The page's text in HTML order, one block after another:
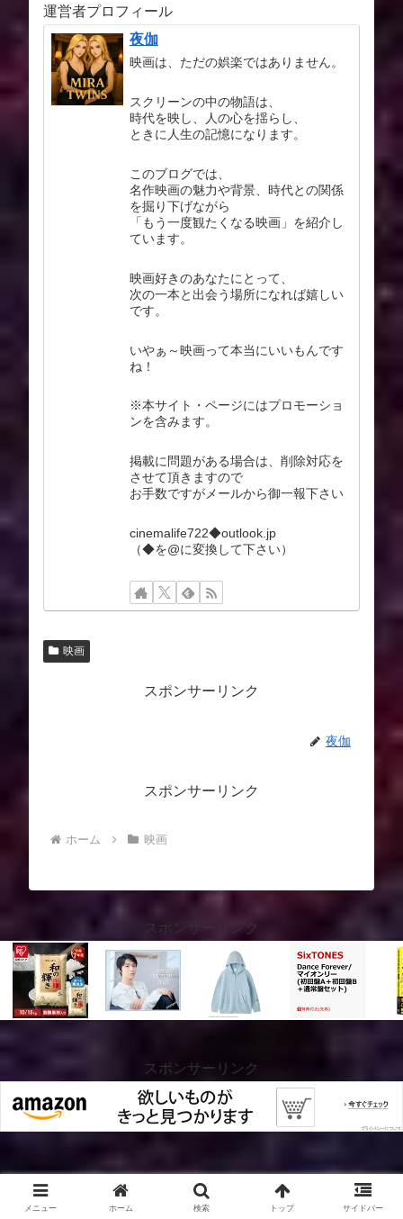
運営者プロフィール
夜伽
映画は、ただの娯楽ではありません。
スクリーンの中の物語は、
時代を映し、人の心を揺らし、
ときに人生の記憶になります。
このブログでは、
名作映画の魅力や背景、時代との関係
を掘り下げながら
「もう一度観たくなる映画」を紹介し
ています。
映画好きのあなたにとって、
次の一本と出会う場所になれば嬉しい
です。
いやぁ～映画って本当にいいもんです
ね！
※本サイト・ページにはプロモーショ
ンを含みます。
掲載に問題がある場合は、削除対応を
させて頂きますので
お手数ですがメールから御一報下さい
cinemalife722◆outlook.jp
（◆を@に変換して下さい）
映画
スポンサーリンク
夜伽
スポンサーリンク
ホーム 映画
スポンサーリンク
スポンサーリンク
スポンサーリンク
メニュー ホーム 検索 トップ サイドバー